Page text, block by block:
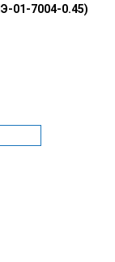
01-7004-0.45)